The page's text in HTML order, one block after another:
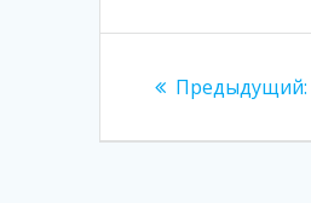
Предыдущий: